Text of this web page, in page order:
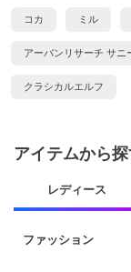
コカ ミル
アーバンリサーチ サニ
クラシカルエルフ
アイテムから
レディース
ファッション